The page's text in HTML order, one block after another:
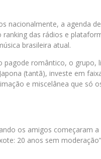
nacionalmente, a agenda
das rádios e
brasileira atual.
romântico, o grupo,
(tantã), investe em
e miscelânea que só
os amigos começaram
20 anos sem